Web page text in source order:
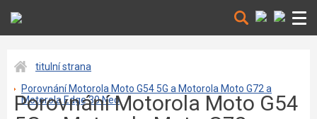
titulní strana
Porovnání Motorola Moto G54 5G a Motorola Moto G72 a
Motorola Edge 30 Neo
Porovnání Motorola Moto G54